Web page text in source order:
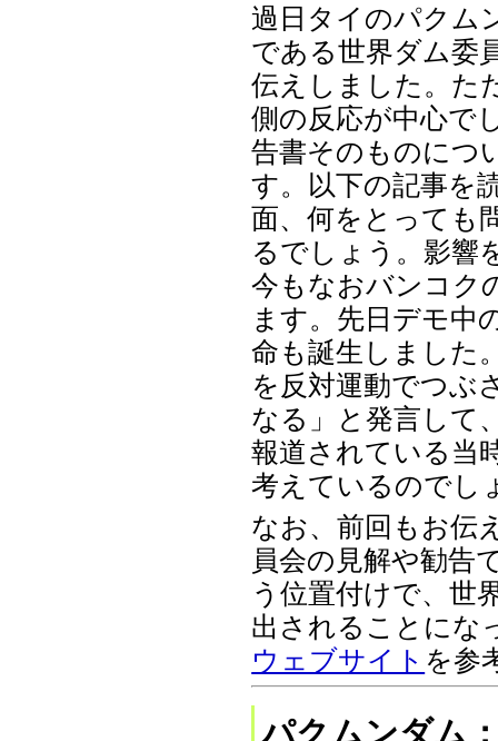
過日タイのパクム
である世界ダム委
伝えしました。た
側の反応が中心で
告書そのものにつ
す。以下の記事を
面、何をとっても
るでしょう。影響
今もなおバンコク
ます。先日デモ中
命も誕生しました
を反対運動でつぶ
なる」と発言して
報道されている当
考えているのでし
なお、前回もお伝
員会の見解や勧告
う位置付けで、世
出されることにな
ウェブサイト を参
パクムンダム